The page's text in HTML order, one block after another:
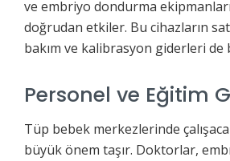
ve embriyo dondurma
doğrudan etkiler. Bu cihazların
bakım ve kalibrasyon giderleri
Personel ve Eğitim
Tüp bebek merkezlerinde
büyük önem taşır. Doktorlar,